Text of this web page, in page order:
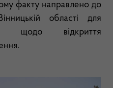
факту направлено до
області для
щодо відкриття